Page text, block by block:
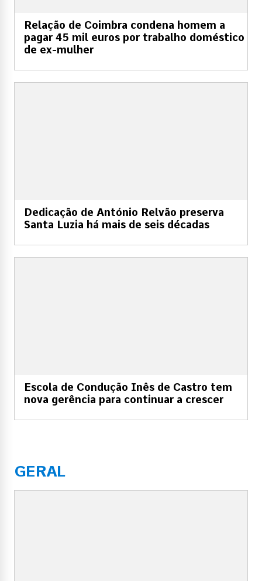
Relação de Coimbra condena homem a
pagar 45 mil euros por trabalho doméstico
de ex-mulher
Dedicação de António Relvão preserva
Santa Luzia há mais de seis décadas
Escola de Condução Inês de Castro tem
nova gerência para continuar a crescer
GERAL